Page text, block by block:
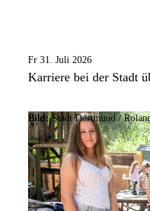
Fr 31. Juli 2026
Karriere bei der Stadt
Bild:Stadt Dortmund /